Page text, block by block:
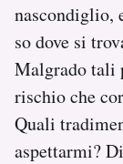
nascondiglio,
so dove si
Malgrado tali
rischio che
Quali
aspettarmi?